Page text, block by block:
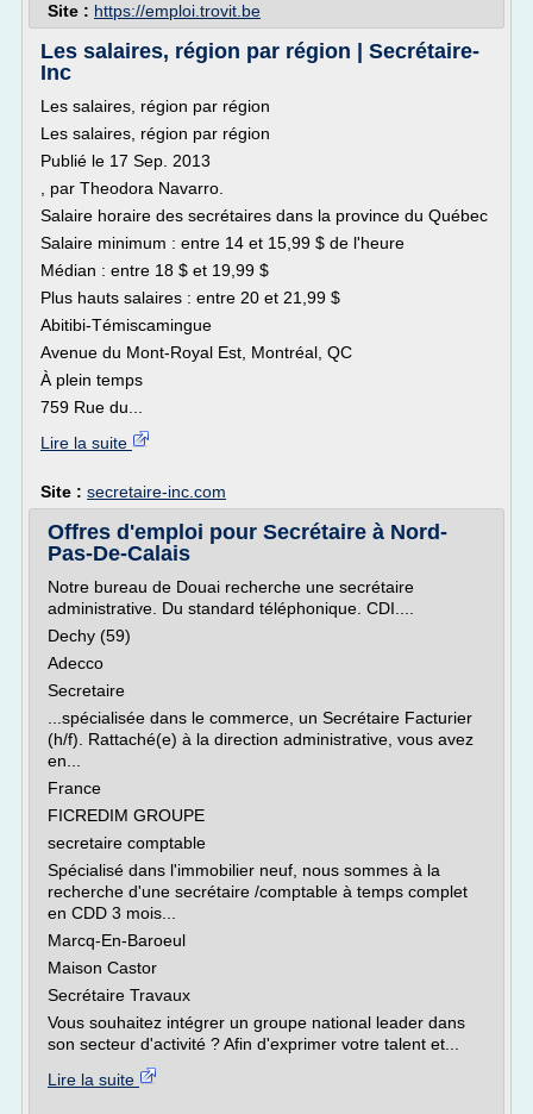
Site : https://emploi.trovit.be
Les salaires, région par région | Secrétaire-
Inc
Les salaires, région par région
Les salaires, région par région
Publié le 17 Sep. 2013
, par Theodora Navarro.
Salaire horaire des secrétaires dans la province du Québec
Salaire minimum : entre 14 et 15,99 $ de l'heure
Médian : entre 18 $ et 19,99 $
Plus hauts salaires : entre 20 et 21,99 $
Abitibi-Témiscamingue
Avenue du Mont-Royal Est, Montréal, QC
À plein temps
759 Rue du...
Lire la suite
Site : secretaire-inc.com
Offres d'emploi pour Secrétaire à Nord-
Pas-De-Calais
Notre bureau de Douai recherche une secrétaire
administrative. Du standard téléphonique. CDI....
Dechy (59)
Adecco
Secretaire
...spécialisée dans le commerce, un Secrétaire Facturier
(h/f). Rattaché(e) à la direction administrative, vous avez
en...
France
FICREDIM GROUPE
secretaire comptable
Spécialisé dans l'immobilier neuf, nous sommes à la
recherche d'une secrétaire /comptable à temps complet
en CDD 3 mois...
Marcq-En-Baroeul
Maison Castor
Secrétaire Travaux
Vous souhaitez intégrer un groupe national leader dans
son secteur d'activité ? Afin d'exprimer votre talent et...
Lire la suite